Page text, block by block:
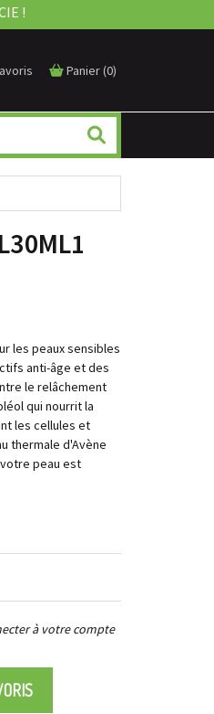
!
Panier(0)
les peaux sensibles
anti-âge et des
le relâchement
qui nourrit la
les cellules et
thermale d'Avène
peau est
à votre compte